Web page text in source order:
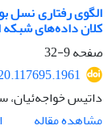
الگوی رفتاری نسل
کلان داده‌های شبکه
صفحه9-32
داتیس خواجه‌ئیان،
مشاهده مقاله